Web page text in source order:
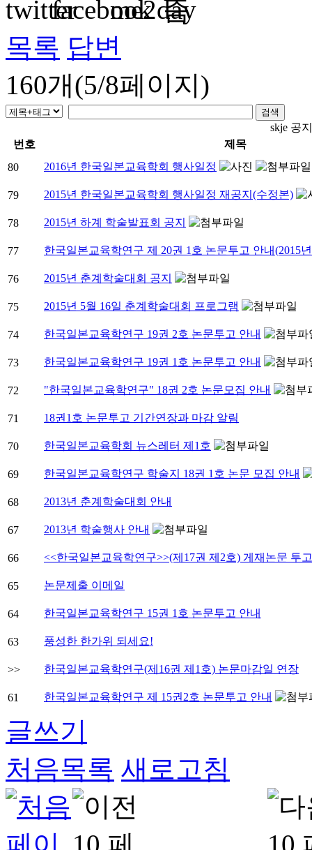
목록 답변
160개(5/8페이지)
skje 공
번호
제목
80
2016년 한국일본교육학회 행사일정
79 2015년 한국일본교육학회 행사일정 재공지(수정본)
78 2015년 하계 학술발표회 공지
77 한국일본교육학연구 제 20권 1호 논문투고 안내(2015
76 2015년 춘계학술대회 공지
75 2015년 5월 16일 춘계학술대회 프로그램
74 한국일본교육학연구 19권 2호 논문투고 안내
73 한국일본교육학연구 19권 1호 논문투고 안내
72 "한국일본교육학연구" 18권 2호 논문모집 안내
71 18권1호 논문투고 기간연장과 마감 알림
70 한국일본교육학회 뉴스레터 제1호
69 한국일본교육학연구 학술지 18권 1호 논문 모집 안내
68 2013년 춘계학술대회 안내
67 2013년 학술행사 안내
66 <<한국일본교육학연구>>(제17권 제2호) 게재논문 투
65 논문제출 이메일
64 한국일본교육학연구 15권 1호 논문투고 안내
63 풍성한 한가위 되세요!
>> 한국일본교육학연구(제16권 제1호) 논문마감일 연장
61 한국일본교육학연구 제 15권2호 논문투고 안내
글쓰기
처음목록 새로고침